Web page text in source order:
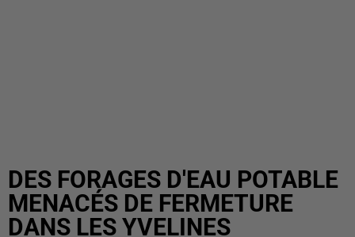
DES FORAGES D'EAU POTABLE
MENACÉS DE FERMETURE
DANS LES YVELINES